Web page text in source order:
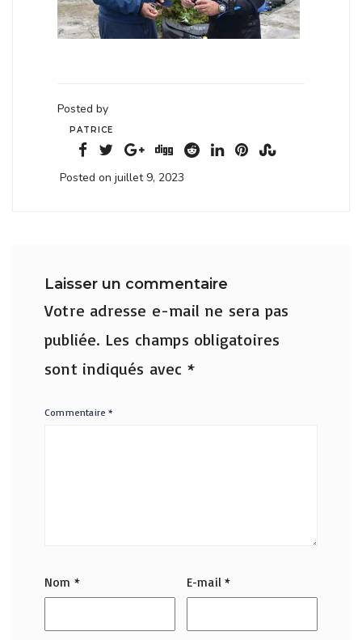
Posted by
PATRICE
Posted on juillet 9, 2023
Laisser un commentaire
Votre adresse e-mail ne sera pas
publiée. Les champs obligatoires
sont indiqués avec *
Commentaire*
Nom * E-mail*